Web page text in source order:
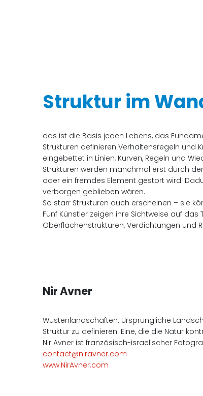
Struktur im
das ist die Basis jeden Lebens, das
Strukturen definieren Verhaltensregeln und
eingebettet in Linien, Kurven, Regeln und
Strukturen werden manchmal erst durch
oder ein fremdes Element gestört wird.
verborgen geblieben wären.
So starr Strukturen auch erscheinen – sie
Fünf Künstler zeigen ihre Sichtweise auf
Oberflächenstrukturen, Verdichtungen und
Nir Avner
Wüstenlandschaften. Ursprüngliche
Struktur zu definieren. Eine, die die Natur
Nir Avner ist französisch-israelischer
contact@niravner.com
www.NirAvner.com